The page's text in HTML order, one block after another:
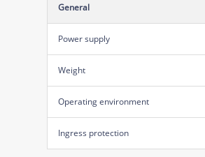
General
Power supply
Weight
Operating environment
Ingress protection